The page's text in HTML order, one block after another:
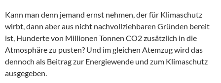
Kann man denn jemand ernst nehmen, der für Klimaschutz
wirbt, dann aber aus nicht nachvollziehbaren Gründen bereit
ist, Hunderte von Millionen Tonnen CO2 zusätzlich in die
Atmosphäre zu pusten? Und im gleichen Atemzug wird das
dennoch als Beitrag zur Energiewende und zum Klimaschutz
ausgegeben.